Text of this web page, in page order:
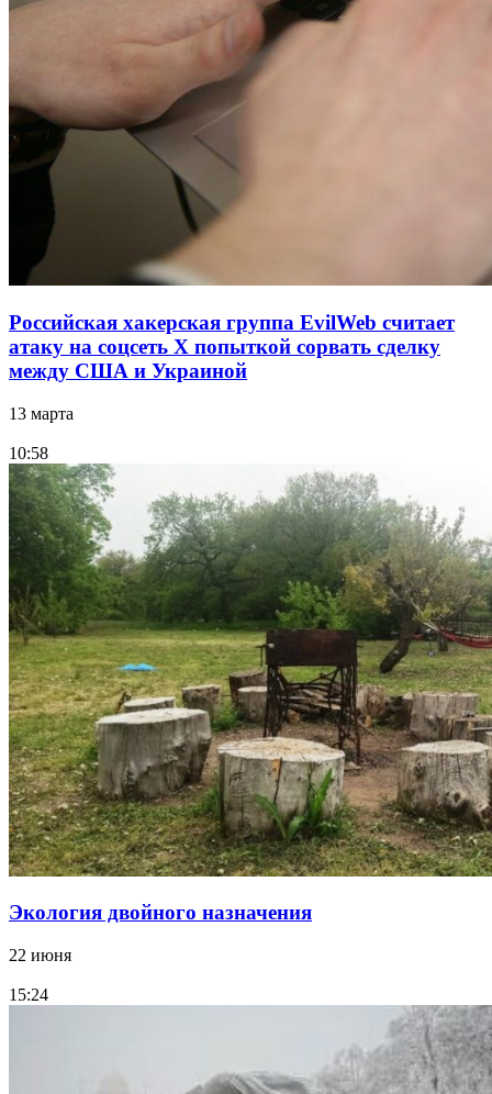
Российская хакерская группа EvilWeb считает
атаку на соцсеть Х попыткой сорвать сделку
между США и Украиной
13 марта
10:58
Экология двойного назначения
22 июня
15:24